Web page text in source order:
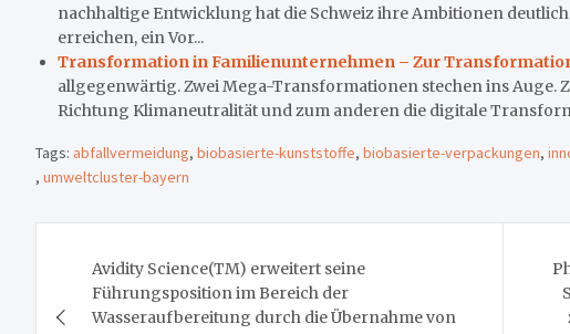
nachhaltige Entwicklung hat die Schweiz ihre Ambitionen
erreichen, ein Vor...
Transformation in Familienunternehmen – Zur
allgegenwärtig. Zwei Mega-Transformationen stechen ins Auge.
Richtung Klimaneutralität und zum anderen die digitale
Tags: abfallvermeidung, biobasierte-kunststoffe, biobasierte-verpackungen,
, umweltcluster-bayern
Avidity Science(TM) erweitert seine
Führungsposition im Bereich der
Wasseraufbereitung durch die Übernahme von